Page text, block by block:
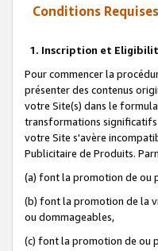
Conditions
1. Inscription et
Pour commencer la
présenter des contenus
votre Site(s) dans le
transformations significatifs
votre Site s'avère
Publicitaire de Produits.
(a) font la promotion de ou
(b) font la promotion de la
ou dommageables,
(c) font la promotion de ou